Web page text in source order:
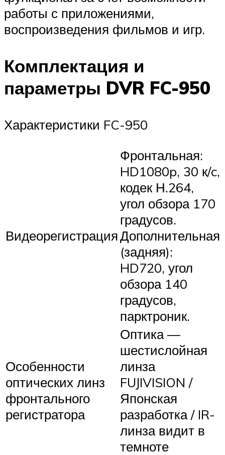
работы с приложениями,
воспроизведения фильмов и игр.
Комплектация и
параметры DVR FC-950
Характеристики FC-950
Видеорегистрация
Фронтальная:
HD1080p, 30 к/c,
кодек Н.264,
угол обзора 170
градусов.
Дополнительная
(задняя):
HD720, угол
обзора 140
градусов,
парктроник.
Особенности
оптических линз
фронтального
регистратора
Оптика —
шестислойная
линза
FUJIVISION /
Японская
разработка / IR-
линза видит в
темноте